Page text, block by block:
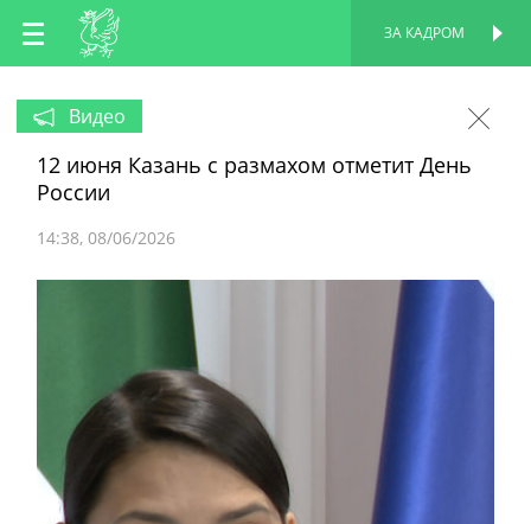
RU
EN
ЗА КАДРОМ
Видео
12 июня Казань с размахом отметит День
России
14:38 08/06/2026
ПЕРСОНАЛЬНАЯ